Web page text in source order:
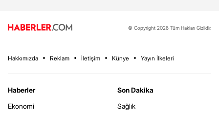
© Copyright 2026 Tüm Hakları Gizlidir.
Hakkımızda Reklam İletişim Künye Yayın İlkeleri
Haberler
Ekonomi
Son Dakika
Sağlık